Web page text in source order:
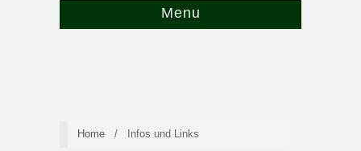
Menu
Home / Infos und Links